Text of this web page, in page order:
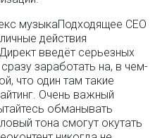
Подходящее СЕО
действия
введёт серьезных
заработать на, в чем-
что один там такие
Очень важный
обманывать
тона смогут окутать